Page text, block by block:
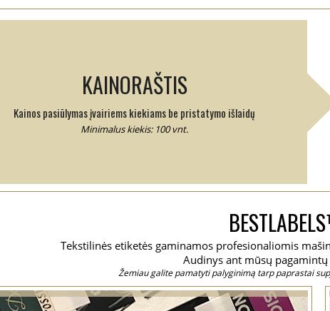
KAINORAŠTIS
Kainos pasiūlymas įvairiems kiekiams be pristatymo išlaidų
Minimalus kiekis: 100 vnt.
Tekstilinės etiketės gaminamos profesionaliomis
Audinys ant mūsų
Žemiau galite pamatyti palyginimą tarp paprastai